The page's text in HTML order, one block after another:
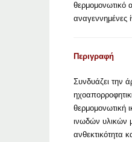
θερμομονωτικό
αναγεννημένες
Περιγραφή
Συνδυάζει την
θερμομονωτική
ινωδών υλικών
ανθεκτικότητα